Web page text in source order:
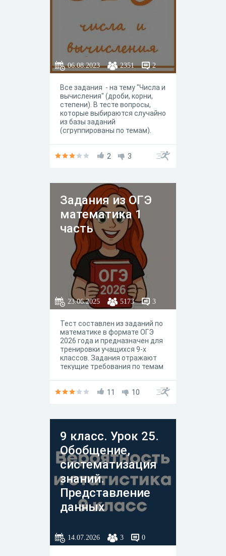
06.08.2023 2351 2
Все задания - на тему "Числа и
вычисления" (дроби, корни,
степени). В тесте вопросы,
которые выбираются случайно
из базы заданий
(сгруппированы по темам).
выставляется сразу после
2 3
Задания из ОГЭ
математика 1
часть
23.06.2025 5173 3
Тест составлен из заданий по
математике в формате ОГЭ
2026 года и предназначен для
тренировки учащихся 9-х
классов. Задания отражают
текущие требования по темам
вычислительных навыков,
степенями и корнями; задачи
вероятность, арифметическая
и геометрическая прогрессии,
неравенства. Цель теста:
проверить уровень
готовности к заданиям по
алгебре из ОГЭ по математике.
11 10
9 класс. Урок 25.
Обобщение,
систематизация
знаний.
Представление
данных
14.07.2026 3 0